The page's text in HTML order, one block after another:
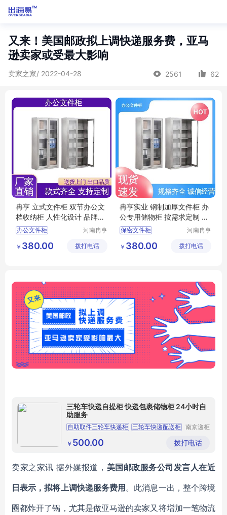
又来！美国邮政拟上调快递服务费，亚马
逊卖家或受最大影响
卖家之家/ 2022-04-28 2561 62
冉亨 立式文件柜 双节办公文
档收纳柜 人性化设计 品牌工
厂
办公文件柜
档案文件柜
河南冉亨
公司
￥ 380.00 拨打电话
冉亨实业 钢制加厚文件柜 办
公专用储物柜 按需求定制 破
损包赔
保密文件柜
办公用多门储物柜
河南冉亨
公司
￥ 380.00 拨打电话
三轮车快递自提柜 快递包裹储物柜 24小时自
助服务
自助取件三轮车快递柜 三轮车快递配送柜
三轮车快递自提柜
三轮车快递柜
南京递柜
理有限公
司
￥ 500.00 拨打电话
卖家之家讯 据外媒报道， 美国邮政服务公司发言人在近
日表示，拟将上调快递服务费用 。此消息一出，整个跨境
圈都炸开了锅，尤其是做亚马逊的卖家又将增加一笔物流